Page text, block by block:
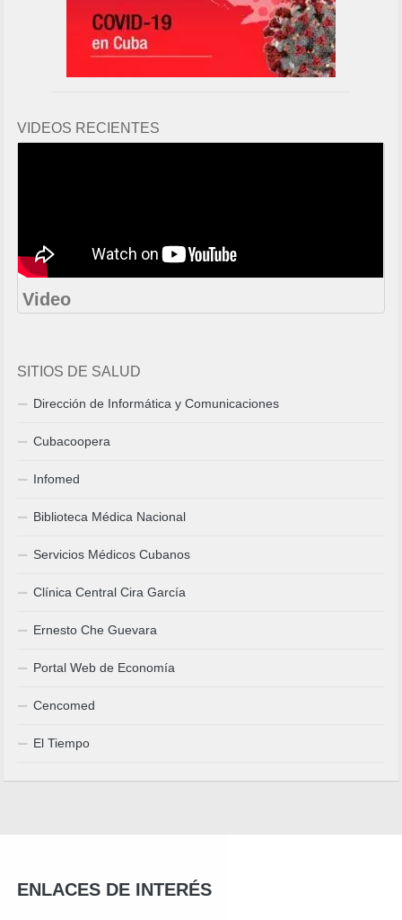
VIDEOS RECIENTES
Video
SITIOS DE SALUD
Dirección de Informática y Comunicaciones
Cubacoopera
Infomed
Biblioteca Médica Nacional
Servicios Médicos Cubanos
Clínica Central Cira García
Ernesto Che Guevara
Portal Web de Economía
Cencomed
El Tiempo
ENLACES DE INTERÉS